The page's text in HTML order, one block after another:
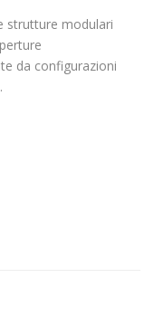
strutture modulari
da configurazioni